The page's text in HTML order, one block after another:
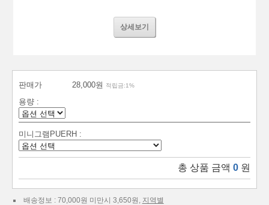
상세보기
판매가 28,000원 적립금:1%
용량 :
미니그램PUERH :
총 상품 금액 0 원
배송정보 : 70,000원 미만시 3,650원, 지역별